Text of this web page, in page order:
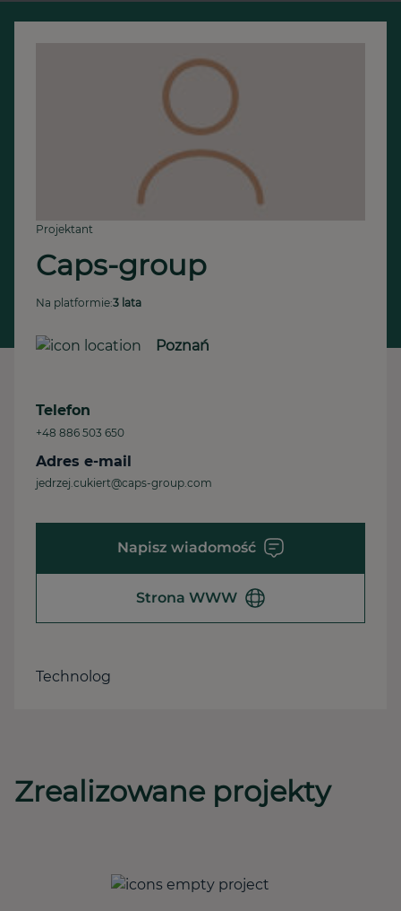
Projektant
Caps-group
Na platformie:3 lata
Poznań
Telefon
+48 886 503 650
Adres e-mail
jedrzej.cukiert@caps-group.com
Napisz wiadomość
Strona WWW
Technolog
Zrealizowane projekty